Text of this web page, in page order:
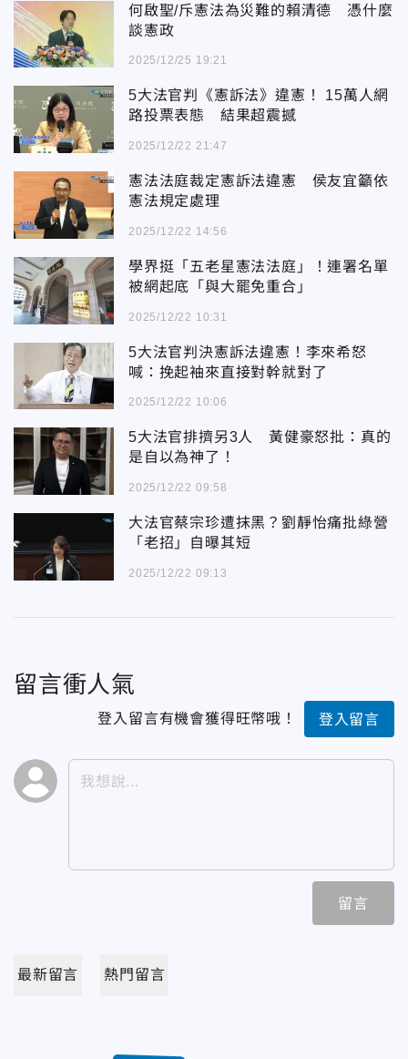
何啟聖/斥憲法為災難的賴清德 憑什麼
談憲政
2025/12/25 19:21
5大法官判《憲訴法》違憲！ 15萬人網
路投票表態 結果超震撼
2025/12/22 21:47
憲法法庭裁定憲訴法違憲 侯友宜籲依
憲法規定處理
2025/12/22 14:56
學界挺「五老星憲法法庭」！連署名單
被網起底「與大罷免重合」
2025/12/22 10:31
5大法官判決憲訴法違憲！李來希怒
喊：挽起袖來直接對幹就對了
2025/12/22 10:06
5大法官排擠另3人 黃健豪怒批：真的
是自以為神了！
2025/12/22 09:58
大法官蔡宗珍遭抹黑？劉靜怡痛批綠營
「老招」自曝其短
2025/12/22 09:13
留言衝人氣
登入留言有機會獲得旺幣哦！ 登入留言
留言
最新留言 熱門留言